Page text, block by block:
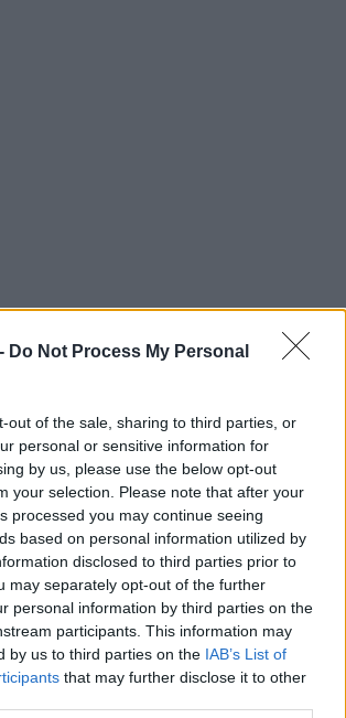
Do Not Process My Personal
out of the sale, sharing to third parties, or
personal or sensitive information for
by us, please use the below opt-out
your selection. Please note that after your
processed you may continue seeing
based on personal information utilized by
disclosed to third parties prior to
may separately opt-out of the further
personal information by third parties on the
participants. This information may
by us to third parties on the IAB’s List of
that may further disclose it to other